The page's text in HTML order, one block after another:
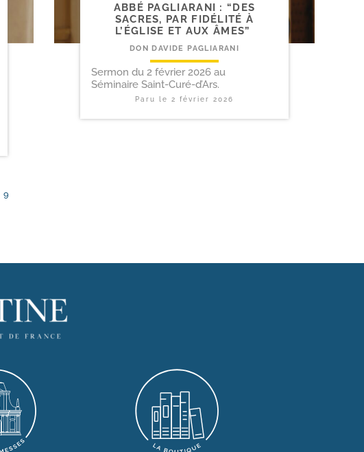
ABBÉ PAGLIARANI : “DES
SACRES, PAR FIDÉLITÉ À
L’ÉGLISE ET AUX ÂMES”
DON DAVIDE PAGLIARANI
Sermon du 2 février 2026 au
Séminaire Saint-Curé-d’Ars.
Paru le 2 février 2026
9